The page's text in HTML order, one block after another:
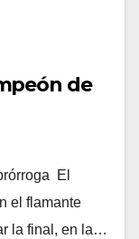
de
El
el flamante
la final, en la…